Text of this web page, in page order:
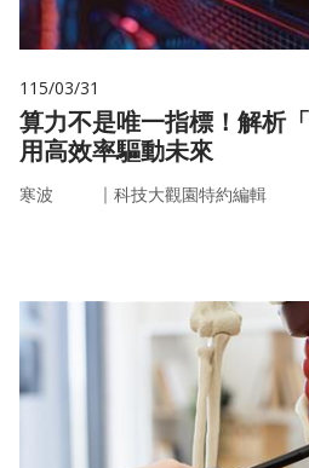
115/03/31
算力不是唯一指標！解析
用高效率驅動未來
寒波 ｜ 科技大觀園特約編輯